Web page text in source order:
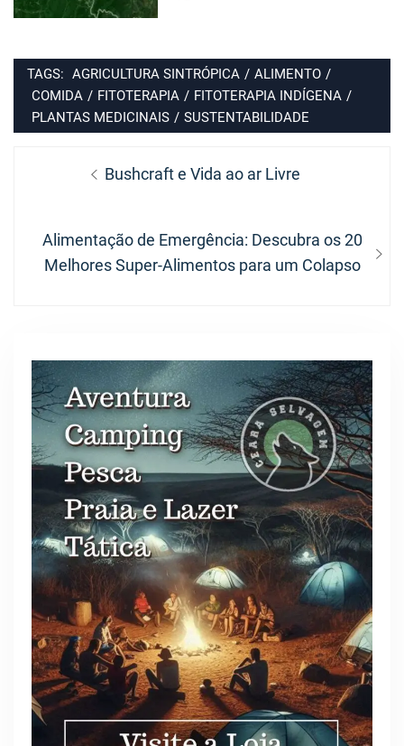
TAGS: AGRICULTURA SINTRÓPICA / ALIMENTO /
COMIDA / FITOTERAPIA / FITOTERAPIA INDÍGENA /
PLANTAS MEDICINAIS / SUSTENTABILIDADE
NavegaçãoPrevious
Bushcraft e Vida ao ar Livre
Next
post:
Alimentação de Emergência: Descubra os 20
Melhores Super-Alimentos para um Colapso